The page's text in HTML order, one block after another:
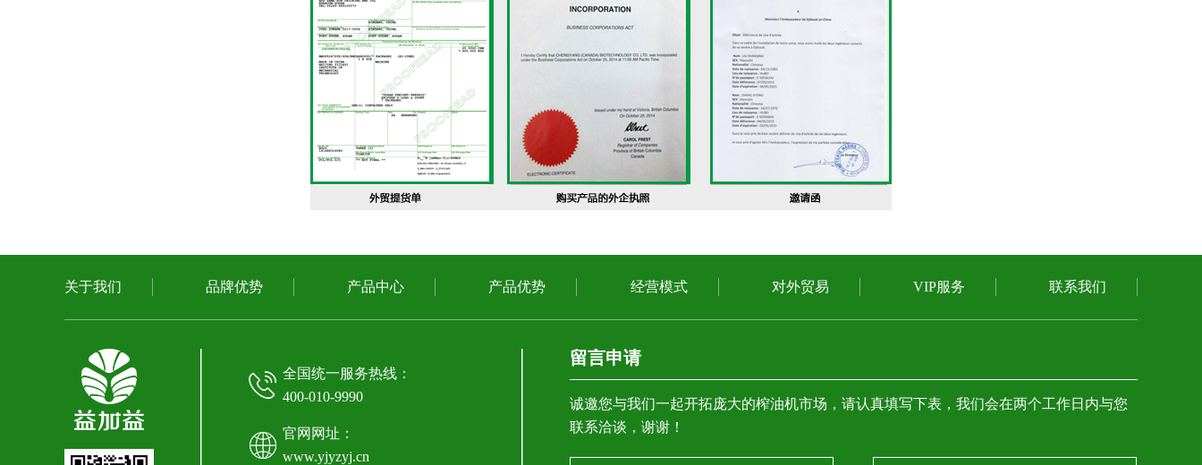
关于我们 品牌优势 产品中心 产品优势 经营模式 对外贸易 VIP服务 联系我们
全国统一服务热线：
400-010-9990
官网网址：
www.yjyzyj.cn
留言申请
诚邀您与我们一起开拓庞大的榨油机市场，请认真填写下表，我们会在两个工作日内与您
联系洽谈，谢谢！